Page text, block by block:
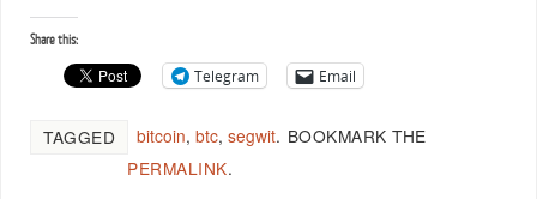
Share this:
Telegram Email
TAGGED bitcoin,btc,segwit. BOOKMARK THE
PERMALINK.